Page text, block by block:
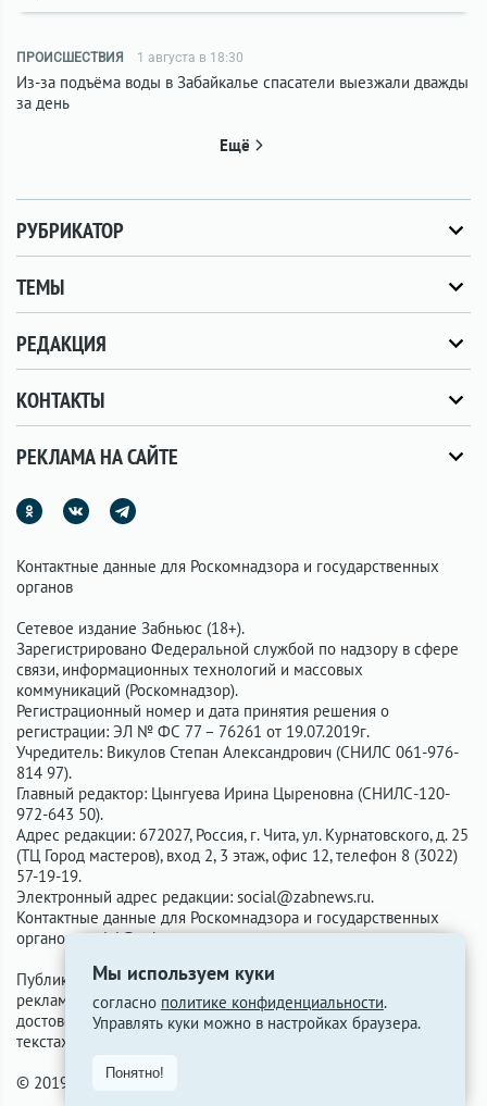
Мы используем куки
согласно политике конфиденциальности.
Управлять куки можно в настройках браузера.
Понятно!
ПРОИСШЕСТВИЯ 1 августа в 18:30
Из-за подъёма воды в Забайкалье спасатели выезжали дважды
за день
Ещё
РУБРИКАТОР
ТЕМЫ
РЕДАКЦИЯ
КОНТАКТЫ
РЕКЛАМА НА САЙТЕ
Контактные данные для Роскомнадзора и государственных
органов
Сетевое издание Забньюс (18+).
Зарегистрировано Федеральной службой по надзору в сфере
связи, информационных технологий и массовых
коммуникаций (Роскомнадзор).
Регистрационный номер и дата принятия решения о
регистрации: ЭЛ № ФС 77 – 76261 от 19.07.2019г.
Учредитель: Викулов Степан Александрович (СНИЛС 061-976-
814 97).
Главный редактор: Цынгуева Ирина Цыреновна (СНИЛС-120-
972-643 50).
Адрес редакции: 672027, Россия, г. Чита, ул. Курнатовского, д. 25
(ТЦ Город мастеров), вход 2, 3 этаж, офис 12, телефон 8 (3022)
57-19-19.
Электронный адрес редакции: social@zabnews.ru.
Контактные данные для Роскомнадзора и государственных
органов:
social@zabnews.ru.
Публикации с пометками «Реклама», «Выборы» оплачены
рекламодателем. Редакция сайта не несёт ответственности за
достоверность информации, содержащейся в рекламных
текстах.
© 2019-2026 ZabNews